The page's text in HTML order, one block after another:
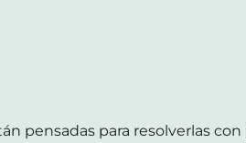
pensadas para resolverlas con